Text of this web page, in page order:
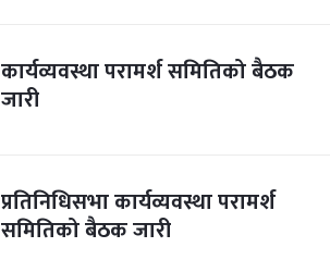
कार्यव्यवस्था परामर्श समितिको बैठक
जारी
प्रतिनिधिसभा कार्यव्यवस्था परामर्श
समितिको बैठक जारी